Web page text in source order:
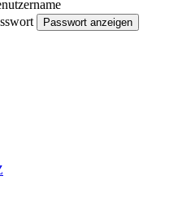
Passwort anzeigen